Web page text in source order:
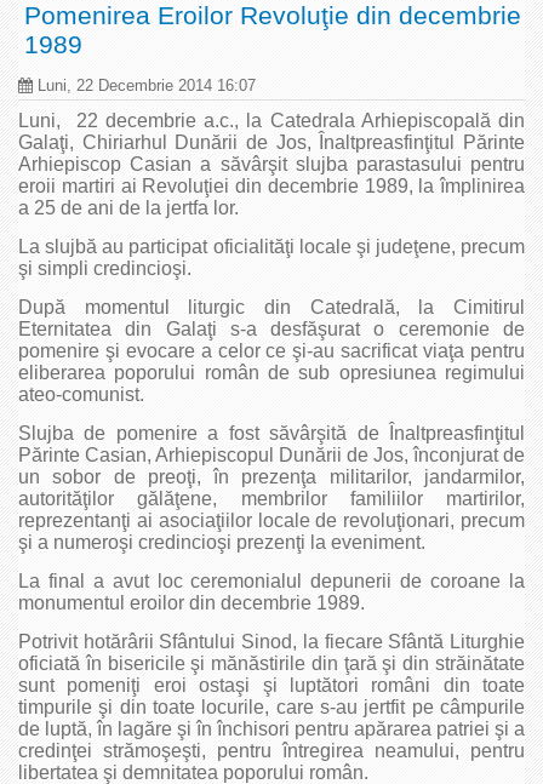
Pomenirea Eroilor Revoluţie din decembrie
1989
Luni, 22 Decembrie 2014 16:07
Luni, 22 decembrie a.c., la Catedrala Arhiepiscopală din
Galaţi, Chiriarhul Dunării de Jos, Înaltpreasfinţitul Părinte
Arhiepiscop Casian a săvârşit slujba parastasului pentru
eroii martiri ai Revoluţiei din decembrie 1989, la împlinirea
a 25 de ani de la jertfa lor.
La slujbă au participat oficialităţi locale şi judeţene, precum
şi simpli credincioşi.
După momentul liturgic din Catedrală, la Cimitirul
Eternitatea din Galaţi s-a desfăşurat o ceremonie de
pomenire şi evocare a celor ce şi-au sacrificat viaţa pentru
eliberarea poporului român de sub opresiunea regimului
ateo-comunist.
Slujba de pomenire a fost săvârşită de Înaltpreasfinţitul
Părinte Casian, Arhiepiscopul Dunării de Jos, înconjurat de
un sobor de preoţi, în prezenţa militarilor, jandarmilor,
autorităţilor gălăţene, membrilor familiilor martirilor,
reprezentanţi ai asociaţiilor locale de revoluţionari, precum
şi a numeroşi credincioşi prezenţi la eveniment.
La final a avut loc ceremonialul depunerii de coroane la
monumentul eroilor din decembrie 1989.
Potrivit hotărârii Sfântului Sinod, la fiecare Sfântă Liturghie
oficiată în bisericile şi mănăstirile din ţară şi din străinătate
sunt pomeniţi eroi ostaşi şi luptători români din toate
timpurile şi din toate locurile, care s-au jertfit pe câmpurile
de luptă, în lagăre şi în închisori pentru apărarea patriei şi a
credinţei strămoşeşti, pentru întregirea neamului, pentru
libertatea şi demnitatea poporului român.